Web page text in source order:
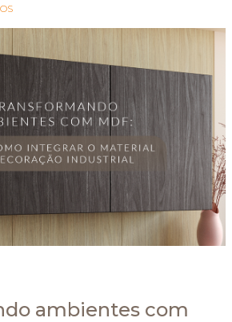
ambientes com